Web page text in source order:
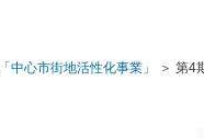
中心市街地活性化事業」 ＞ 第4